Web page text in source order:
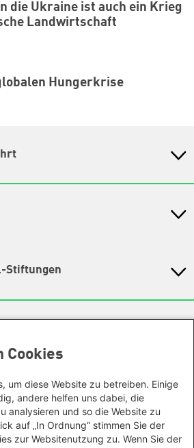
die Ukraine ist auch ein Krieg
Landwirtschaft
Hungerkrise
Stiftung e.V.
unserer Veranstaltungen? Sie
Anregung? Das
gibt Ihnen gerne Auskunft.
Sie uns gerne auch über unsere
Stiftungen
- Indien
- Kambodscha
| Globaler
Cookies
um diese Website zu betreiben. Einige
andere helfen uns dabei, die
analysieren und so die Website zu
auf „In Ordnung“ stimmen Sie der
zur Websitenutzung zu. Wenn Sie der